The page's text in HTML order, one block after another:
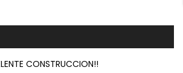
CONSTRUCCION!!